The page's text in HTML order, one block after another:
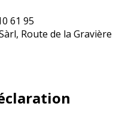
61 95
Route de la Gravière